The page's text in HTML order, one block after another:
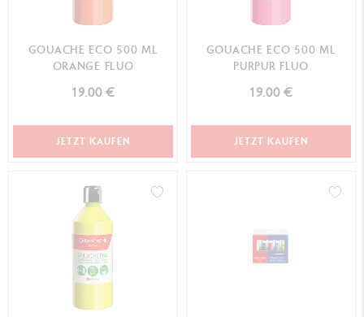
GOUACHE ECO 500 ML
ORANGE FLUO
19.00 €
JETZT KAUFEN
GOUACHE ECO 500 ML
PURPUR FLUO
19.00 €
JETZT KAUFEN